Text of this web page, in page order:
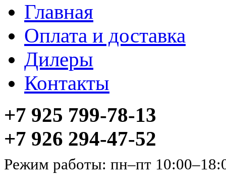
Главная
Оплата и доставка
Дилеры
Контакты
+7 925 799-78-13
+7 926 294-47-52
Режим работы: пн–пт